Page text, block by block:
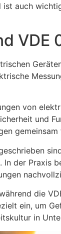
auch
VDE
von
und
der Praxis
die
ein, um
in